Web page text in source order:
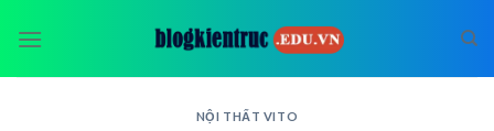
NỘI THẤT VITO